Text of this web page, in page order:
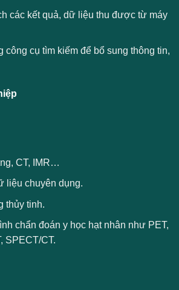
các kết quả, dữ liệu thu được từ máy
công cụ tìm kiếm để bổ sung thông tin,
CT, IMR…
liệu chuyên dụng.
thủy tinh.
chẩn đoán y học hạt nhân như PET,
SPECT/CT.